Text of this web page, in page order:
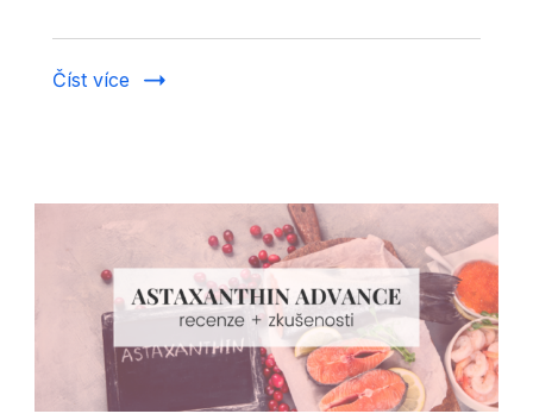
Číst více